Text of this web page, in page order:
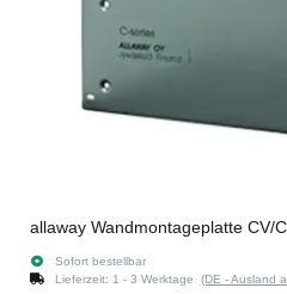
allaway Wandmontageplatte CV/
Sofort bestellbar
Lieferzeit: 1 - 3 Werktage (DE - Ausland